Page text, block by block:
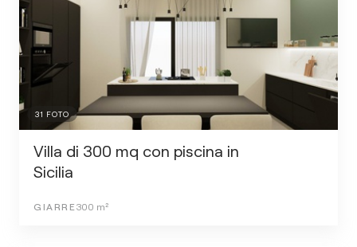
31 FOTO
Villa di 300 mq con piscina in
Sicilia
GIARRE 300 m²